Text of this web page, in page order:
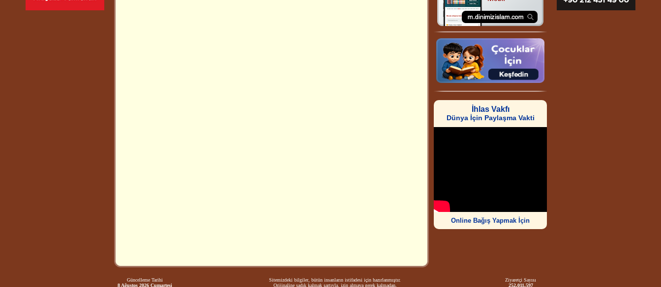
İhlas Vakfı
Dünya İçin Paylaşma Vakti
Online Bağış Yapmak İçin
Güncelleme Tarihi
8 Ağustos 2026 Cumartesi
Sitemizdeki bilgiler, bütün insanların istifadesi için hazırlanmıştır.
Orijinaline sadık kalmak şartıyla, izin almaya gerek kalmadan,
Ziyaretçi Sayısı
252.011.597